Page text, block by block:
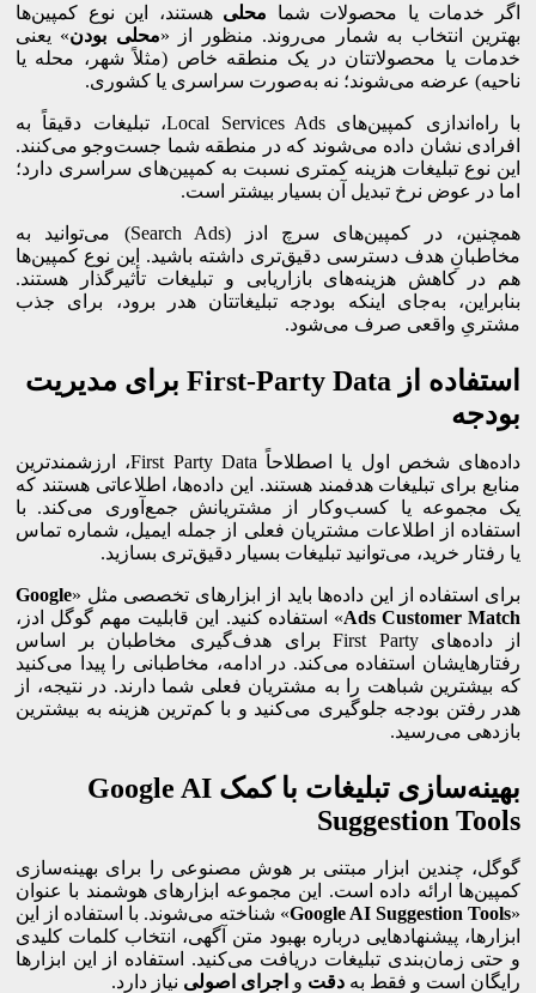
اگر خدمات یا محصولات شما محلی هستند، این نوع کمپین‌ها
بهترین انتخاب به شمار می‌روند. منظور از «محلی بودن» یعنی
خدمات یا محصولاتتان در یک منطقه خاص (مثلاً شهر، محله یا
ناحیه) عرضه می‌شوند؛ نه به‌صورت سراسری یا کشوری.
با راه‌اندازی کمپین‌های Local Services Ads، تبلیغات دقیقاً به
افرادی نشان داده می‌شوند که در منطقه شما جست‌وجو می‌کنند.
این نوع تبلیغات هزینه کمتری نسبت به کمپین‌های سراسری دارد؛
اما در عوض نرخ تبدیل آن بسیار بیشتر است.
همچنین، در کمپین‌های سرچ ادز (Search Ads) می‌توانید به
مخاطبانِ هدف دسترسی دقیق‌تری داشته باشید. این نوع کمپین‌ها
هم در کاهش هزینه‌های بازاریابی و تبلیغات تأثیرگذار هستند.
بنابراین، به‌جای اینکه بودجه تبلیغاتتان هدر برود، برای جذب
مشتریِ واقعی صرف می‌شود.
استفاده از First-Party Data برای مدیریت
بودجه
داده‌های شخص اول یا اصطلاحاً First Party Data، ارزشمندترین
منابع برای تبلیغات هدفمند هستند. این داده‌ها، اطلاعاتی هستند که
یک مجموعه یا کسب‌وکار از مشتریانش جمع‌آوری می‌کند. با
استفاده از اطلاعات مشتریان فعلی از جمله ایمیل، شماره تماس
یا رفتار خرید، می‌توانید تبلیغات بسیار دقیق‌تری بسازید.
برای استفاده از این داده‌ها باید از ابزارهای تخصصی مثل «Google
Ads Customer Match» استفاده کنید. این قابلیت مهم گوگل ادز،
از داده‌های First Party برای هدف‌گیری مخاطبان بر اساس
رفتارهایشان استفاده می‌کند. در ادامه، مخاطبانی را پیدا می‌کنید
که بیشترین شباهت را به مشتریان فعلی شما دارند. در نتیجه، از
هدر رفتن بودجه جلوگیری می‌کنید و با کم‌ترین هزینه به بیشترین
بازدهی می‌رسید.
بهینه‌سازی تبلیغات با کمک Google AI
Suggestion Tools
گوگل، چندین ابزار مبتنی بر هوش مصنوعی را برای بهینه‌سازی
کمپین‌ها ارائه داده است. این مجموعه ابزارهای هوشمند با عنوان
«
Google AI Suggestion Tools» شناخته می‌شوند. با استفاده از این
ابزارها، پیشنهادهایی درباره بهبود متن آگهی، انتخاب کلمات کلیدی
و حتی زمان‌بندی تبلیغات دریافت می‌کنید. استفاده از این ابزارها
رایگان است و فقط به دقت و اجرای اصولی نیاز دارد.